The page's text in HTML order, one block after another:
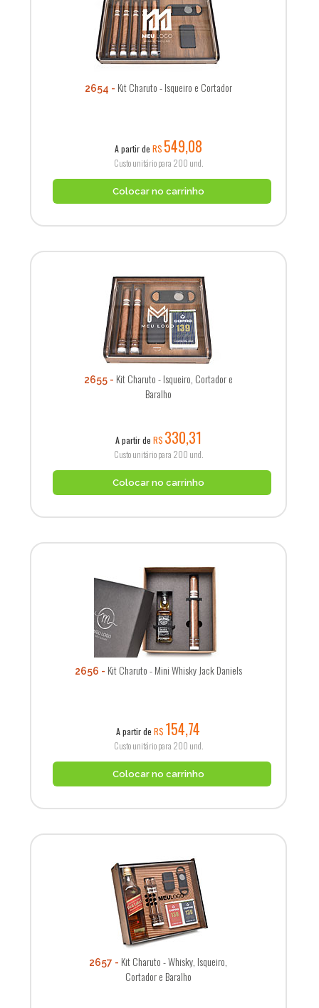
2654 Kit Charuto - Isqueiro e Cortador
A partir de R$ 549,08
Custo unitário para 200 und.
Colocar no carrinho
2655
Kit Charuto - Isqueiro, Cortador e
Baralho
A partir de R$ 330,31
Custo unitário para 200 und.
Colocar no carrinho
2656 Kit Charuto - Mini Whisky Jack Daniels
A partir deR$ 154,74
Custo unitário para 200 und.
Colocar no carrinho
2657
Kit Charuto - Whisky, Isqueiro,
Cortador e Baralho